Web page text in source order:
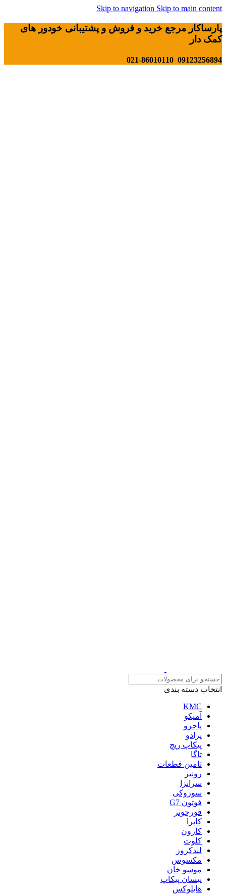
Skip to navigation Skip to main content
پارساکار مرجع خرید و فروش و پشتیبانی خودور های
کمک دار
09123256894 021-86010110
انتخاب دسته بندی
KMC
آمیکو
پاجرو
پرادو
پیکاپ ریچ
تاگا
تامین قطعات
رونیز
سرانزا
سوزوکی
فوتون G7
فورچونر
کاپرا
کارون
کلوت
لندکروز
مکسوس
موسو خان
نیسان پیکاپ
هایلوکس